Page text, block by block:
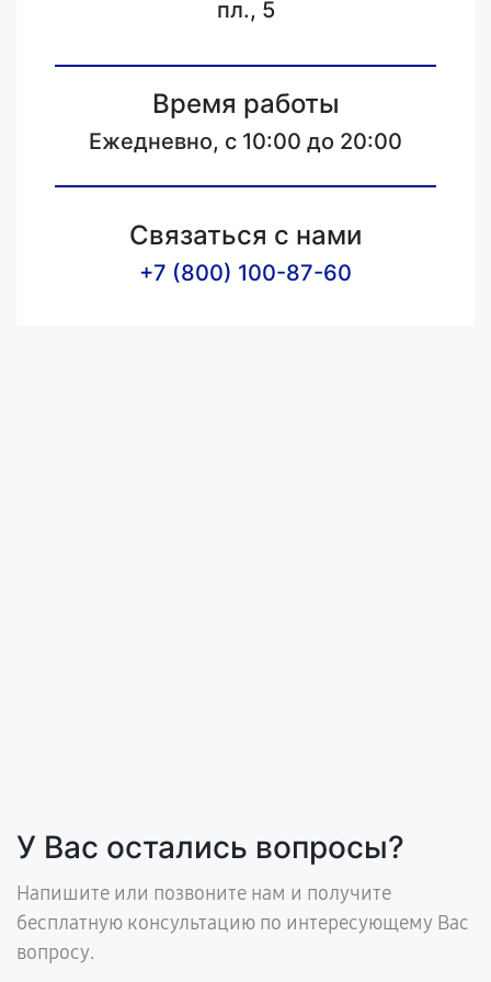
пл., 5
Время работы
Ежедневно, с 10:00 до 20:00
Связаться с нами
+7 (800) 100-87-60
У Вас остались вопросы?
Напишите или позвоните нам и получите
бесплатную консультацию по интересующему Вас
вопросу.